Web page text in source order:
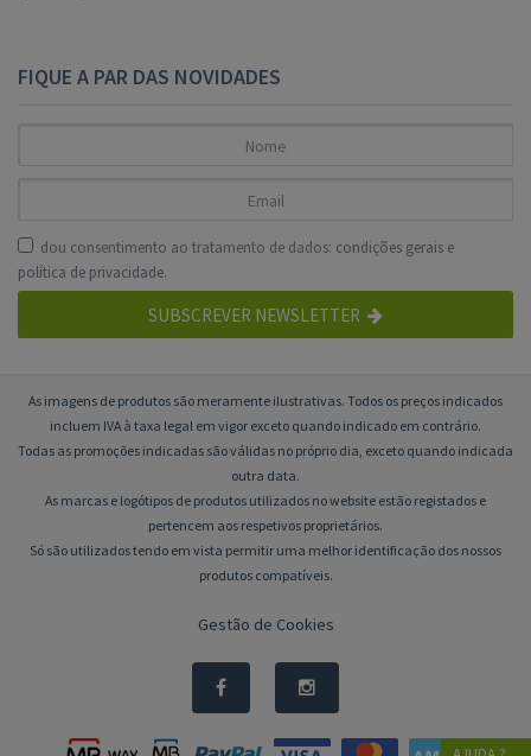
FIQUE A PAR DAS NOVIDADES
dou consentimento ao tratamento de dados: condições gerais e
política de privacidade.
SUBSCREVER NEWSLETTER
As imagens de produtos são meramente ilustrativas. Todos os preços indicados
incluem IVA à taxa legal em vigor exceto quando indicado em contrário.
Todas as promoções indicadas são válidas no próprio dia, exceto quando indicada
outra data.
As marcas e logótipos de produtos utilizados no website estão registados e
pertencem aos respetivos proprietários.
Só são utilizados tendo em vista permitir uma melhor identificação dos nossos
produtos compatíveis.
Gestão de Cookies